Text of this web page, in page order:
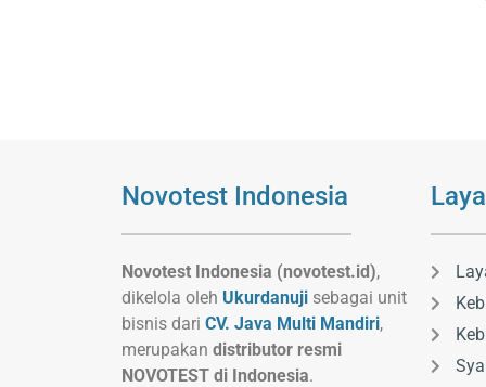
Novotest Indonesia
Novotest Indonesia (novotest.id),
dikelola oleh Ukurdanuji sebagai unit
bisnis dari CV. Java Multi Mandiri,
merupakan distributor resmi
NOVOTEST di Indonesia.